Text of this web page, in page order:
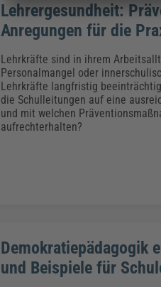
Lehrergesundheit:
Anregungen für die
Lehrkräfte sind in ihrem
Personalmangel oder
Lehrkräfte langfristig
die Schulleitungen auf eine
und mit welchen
aufrechterhalten?
Demokratiepädagogik
und Beispiele für